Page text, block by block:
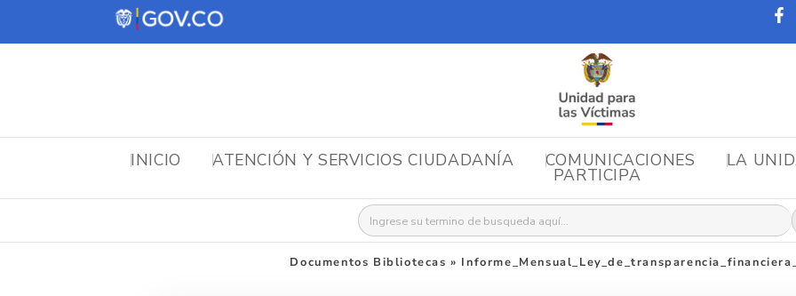
INICIO ATENCIÓN Y SERVICIOS CIUDADANÍA COMUNICACIONES LA
PARTICIPA
Buscar:
Documentos Bibliotecas »